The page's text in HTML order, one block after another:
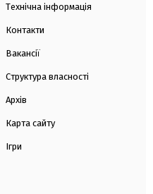
Технічна інформація
Контакти
Вакансії
Структура власності
Архів
Карта сайту
Ігри